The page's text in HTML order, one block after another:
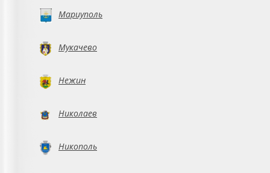
Мариуполь
Мукачево
Нежин
Николаев
Никополь